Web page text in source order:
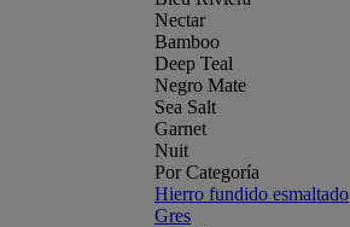
Nectar
Bamboo
Deep Teal
Negro Mate
Sea Salt
Garnet
Nuit
Por Categoría
Hierro fundido esmaltado
Gres